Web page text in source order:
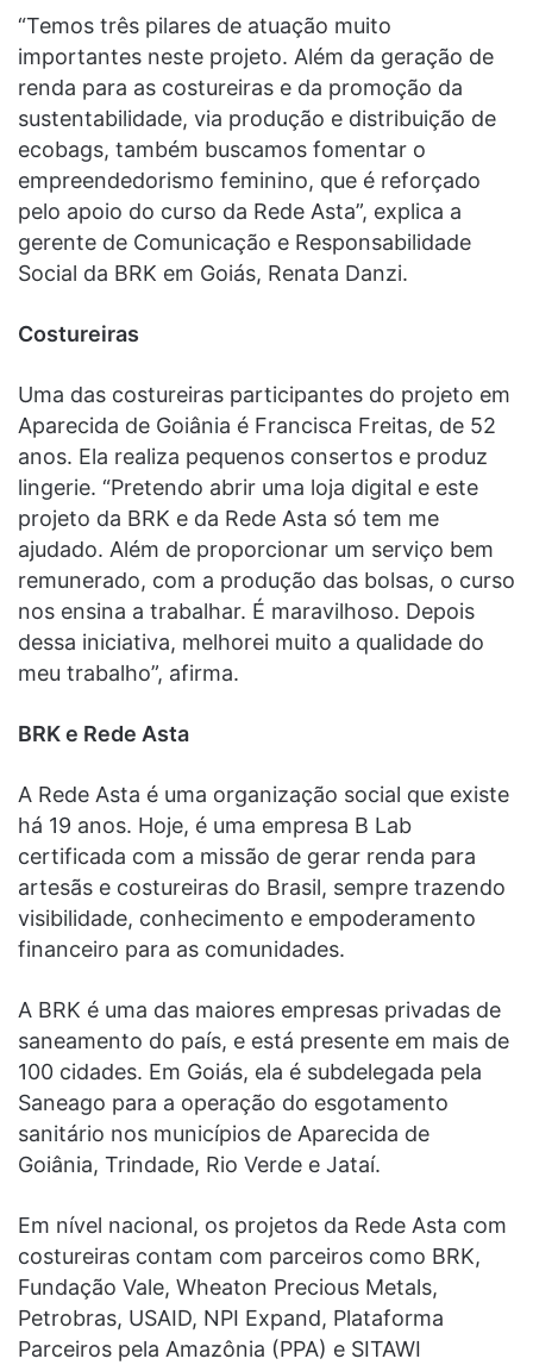
“Temos três pilares de atuação muito
importantes neste projeto. Além da geração de
renda para as costureiras e da promoção da
sustentabilidade, via produção e distribuição de
ecobags, também buscamos fomentar o
empreendedorismo feminino, que é reforçado
pelo apoio do curso da Rede Asta”, explica a
gerente de Comunicação e Responsabilidade
Social da BRK em Goiás, Renata Danzi.
Costureiras
Uma das costureiras participantes do projeto em
Aparecida de Goiânia é Francisca Freitas, de 52
anos. Ela realiza pequenos consertos e produz
lingerie. “Pretendo abrir uma loja digital e este
projeto da BRK e da Rede Asta só tem me
ajudado. Além de proporcionar um serviço bem
remunerado, com a produção das bolsas, o curso
nos ensina a trabalhar. É maravilhoso. Depois
dessa iniciativa, melhorei muito a qualidade do
meu trabalho”, afirma.
BRK e Rede Asta
A Rede Asta é uma organização social que existe
há 19 anos. Hoje, é uma empresa B Lab
certificada com a missão de gerar renda para
artesãs e costureiras do Brasil, sempre trazendo
visibilidade, conhecimento e empoderamento
financeiro para as comunidades.
A BRK é uma das maiores empresas privadas de
saneamento do país, e está presente em mais de
100 cidades. Em Goiás, ela é subdelegada pela
Saneago para a operação do esgotamento
sanitário nos municípios de Aparecida de
Goiânia, Trindade, Rio Verde e Jataí.
Em nível nacional, os projetos da Rede Asta com
costureiras contam com parceiros como BRK,
Fundação Vale, Wheaton Precious Metals,
Petrobras, USAID, NPI Expand, Plataforma
Parceiros pela Amazônia (PPA) e SITAWI